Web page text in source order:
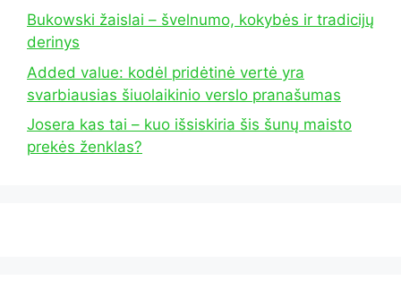
Bukowski žaislai – švelnumo, kokybės ir tradicijų
derinys
Added value: kodėl pridėtinė vertė yra
svarbiausias šiuolaikinio verslo pranašumas
Josera kas tai – kuo išsiskiria šis šunų maisto
prekės ženklas?